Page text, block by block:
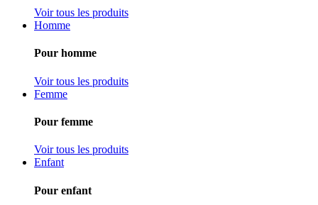
Voir tous les produits
Homme
Pour homme
Voir tous les produits
Femme
Pour femme
Voir tous les produits
Enfant
Pour enfant